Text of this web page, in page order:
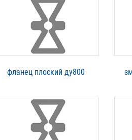
фланец плоский ду800